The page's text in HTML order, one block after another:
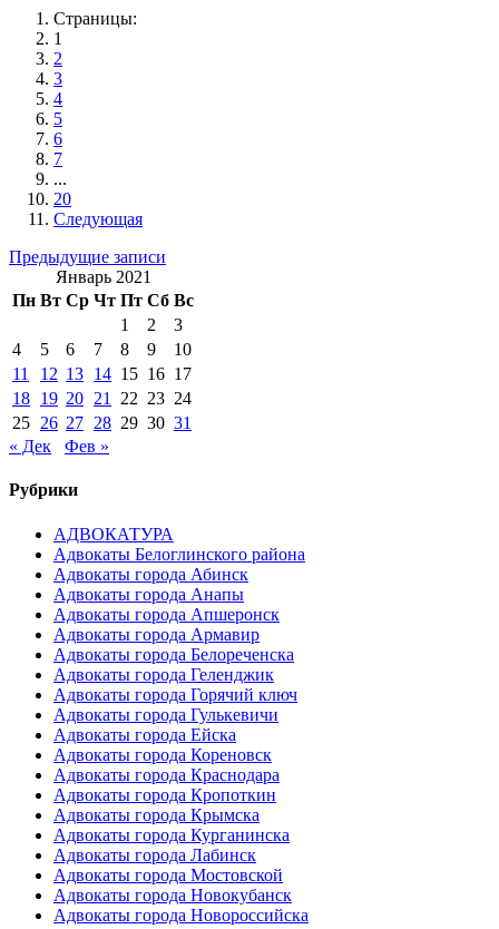
Страницы:
1
2
3
4
5
6
7
...
20
Следующая
Навигация
по
Предыдущие записи
Январь 2021
Пн Вт Ср Чт Пт Сб Вс
1
2
3
4
5 6 7 8 9
10
11
12 13 14 15 16 17
18 19 20 21 22 23 24
25 26 27 28 29 30 31
« Дек
Фев »
Рубрики
АДВОКАТУРА
Адвокаты Белоглинского района
Адвокаты города Абинск
Адвокаты города Анапы
Адвокаты города Апшеронск
Адвокаты города Армавир
Адвокаты города Белореченска
Адвокаты города Геленджик
Адвокаты города Горячий ключ
Адвокаты города Гулькевичи
Адвокаты города Ейска
Адвокаты города Кореновск
Адвокаты города Краснодара
Адвокаты города Кропоткин
Адвокаты города Крымска
Адвокаты города Курганинска
Адвокаты города Лабинск
Адвокаты города Мостовской
Адвокаты города Новокубанск
Адвокаты города Новороссийска